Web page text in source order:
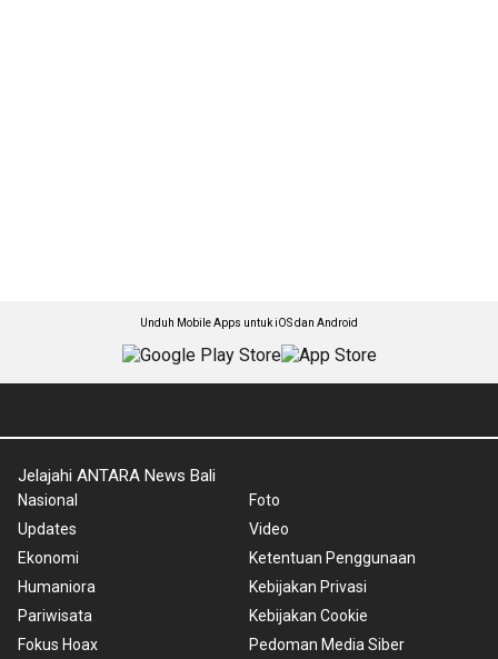
Unduh Mobile Apps untuk iOS dan Android
Jelajahi ANTARA News Bali
Nasional
Updates
Ekonomi
Humaniora
Pariwisata
Fokus Hoax
Foto
Video
Ketentuan Penggunaan
Kebijakan Privasi
Kebijakan Cookie
Pedoman Media Siber